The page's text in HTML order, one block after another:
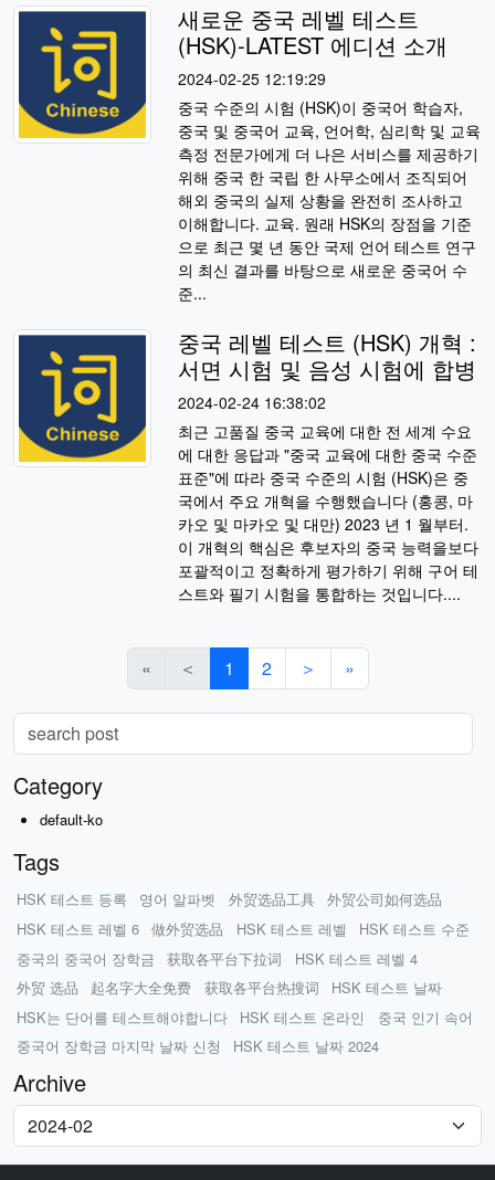
새로운 중국 레벨 테스트
(HSK)-LATEST 에디션 소개
2024-02-25 12:19:29
중국 수준의 시험 (HSK)이 중국어 학습자,
중국 및 중국어 교육, 언어학, 심리학 및 교육
측정 전문가에게 더 나은 서비스를 제공하기
위해 중국 한 국립 한 사무소에서 조직되어
해외 중국의 실제 상황을 완전히 조사하고
이해합니다. 교육. 원래 HSK의 장점을 기준
으로 최근 몇 년 동안 국제 언어 테스트 연구
의 최신 결과를 바탕으로 새로운 중국어 수
준...
중국 레벨 테스트 (HSK) 개혁 :
서면 시험 및 음성 시험에 합병
2024-02-24 16:38:02
최근 고품질 중국 교육에 대한 전 세계 수요
에 대한 응답과 "중국 교육에 대한 중국 수준
표준"에 따라 중국 수준의 시험 (HSK)은 중
국에서 주요 개혁을 수행했습니다 (홍콩, 마
카오 및 마카오 및 대만) 2023 년 1 월부터.
이 개혁의 핵심은 후보자의 중국 능력을보다
포괄적이고 정확하게 평가하기 위해 구어 테
스트와 필기 시험을 통합하는 것입니다....
« ＜ 1 2 ＞ »
Category
default-ko
Tags
HSK 테스트 등록 영어 알파벳 外贸选品工具
外贸公司如何选品
HSK 테스트 레벨 6
做外贸选品 HSK 테스트 레벨
HSK 테스트 수준
중국의 중국어 장학금
获取各平台下拉词
HSK 테스트 레벨 4
外贸 选品
起名字大全免费 获取各平台热搜词
HSK 테스트 날짜
HSK는 단어를 테스트해야합니다
HSK 테스트 온라인
중국 인기 속어
중국어 장학금 마지막 날짜 신청
HSK 테스트 날짜 2024
Archive